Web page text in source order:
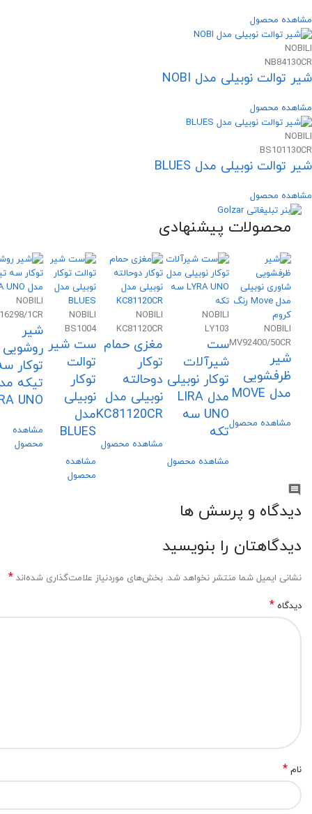
مشاهده محصول
NOBILI
NB84130CR
شیر توالت نوبیلی مدل NOBI
مشاهده محصول
NOBILI
BS101130CR
شیر توالت نوبیلی مدل BLUES
مشاهده محصول
محصولات پیشنهادی
NOBILI
MV92400/50CR
شیر
ظرفشویی
مدل MOVE
مشاهده محصول
NOBILI
LY103
ست
شیرآلات
توکار نوبیلی
مدل LIRA
UNO سه
تکه
مشاهده محصول
NOBILI
KC81120CR
مغزی حمام
توکار
دوحالته
نوبیلی مدل
KC81120CR
مشاهده محصول
NOBILI
BS1004
ست شیر
توالت
توکار
نوبیلی
مدل
BLUES
مشاهده
محصول
NOBILI
1CR
شیر
روشویی
توکار
تیکه
UNO
مشاهده
محصول
دیدگاه و پرسش ها
دیدگاهتان را بنویسید
نشانی ایمیل شما منتشر نخواهد شد. بخش‌های موردنیاز علامت‌گذاری شده‌اند *
دیدگاه *
نام *